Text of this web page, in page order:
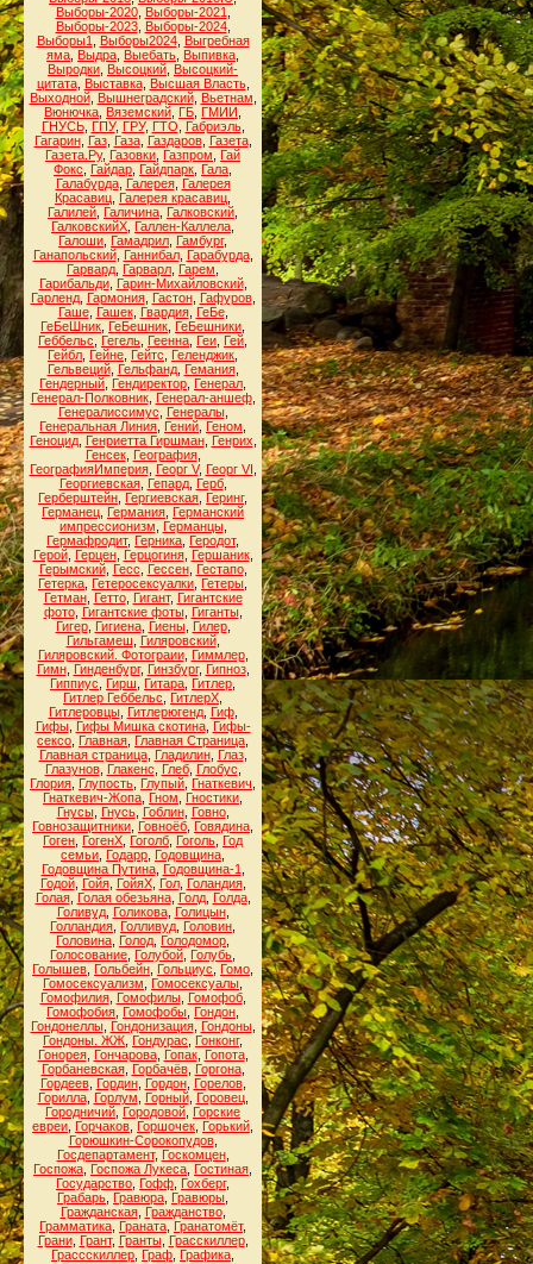
Выборы-2020, Выборы-2021
Выборы-2023, Выборы-2024,
Выборы1
Выборы2024, Выгребная
яма Выдра Выебать Выпивка
Выродки Высоцкий Высоцкий-
цитата, Выставка, Высшая Власть,
Выходной, Вышнеградский, Вьетнам
Вюнючка Вяземский ГБ ГМИИ
ГНУСЬ, ГПУ, ГРУ, ГТО Габриэль,
Гагарин, Газ, Газа, Газдаров, Газета,
Газета.Ру, Газовки Газпром
Гай
Фокс
Гайдар Гайдпарк Гала
Галабурда, Галерея, Галерея
Красавиц Галерея красавиц
Галилей Галичина Галковский
ГалковскийХ Галлен-Каллела
Галоши Гамадрил Гамбург,
Ганапольский, Ганнибал, Гарабурда,
Гарвард Гарварл Гарем
Гарибальди, Гарин-Михайловский,
Гарленд, Гармония, Гастон, Гафуров,
Гаше, Гашек, Гвардия, ГеБе,
ГеБеШник ГеБешник ГеБешники
Геббельс
Гегель Геенна Геи Гей
Гейбл Гейне Гейтс Геленджик
Гельвеций, Гельфанд, Гемания,
Гендерный Гендиректор Генерал
Генерал-Полковник, Генерал-аншеф,
Генералиссимус
Генералы,
Генеральная Линия Гений Геном
Геноцид, Генриетта Гиршман, Генрих
Генсек, География,
ГеографияИмперия, Георг V, Георг VI
Георгиевская, Гепард, Герб,
Герберштейн Гергиевская Геринг,
Германец Германия Германский
импрессионизм
Германцы,
Гермафродит, Герника Геродот,
Герой, Герцен, Герцогиня, Гершаник,
Герымский, Гесс Гессен, Гестапо,
Гетерка Гетеросексуалки Гетеры
Гетман, Гетто, Гигант, Гигантские
фото, Гигантские фоты, Гиганты,
Гигер, Гигиена, Гиены, Гилер,
Гильгамеш
Гиляровский,
Гиляровский. Фотограии, Гиммлер,
Гимн, Гинденбург, Гинзбург, Гипноз,
Гиппиус
Гирш Гитара Гитлер
Гитлер Геббельс
ГитлерХ
Гитлеровцы, Гитлерюгенд, Гиф,
Гифы, Гифы Мишка скотина, Гифы-
сексо Главная Главная Страница
Главная страница, Гладилин, Глаз,
Глазунов, Глакенс Глеб, Глобус
Глория Глупость Глупый Гнаткевич
Гнаткевич-Жопа Гном Гностики
Гнусы, Гнусь, Гоблин, Говно,
Говнозащитники Говноёб Говядина
Гоген ГогенХ Гоголб Гоголь Год
семьи Годарр Годовщина
Годовщина Путина, Годовщина-1
Годой, Гойя, ГойяХ, Гол, Голандия,
Голая, Голая обезьяна, Голд, Голда,
Голивуд, Голикова, Голицын,
Голландия Голливуд Головин
Головина Голод Голодомор
Голосование Голубой Голубь
Голышев Гольбейн Гольциус Гомо
Гомосексуализм
Гомосексуалы
Гомофилия, Гомофилы, Гомофоб,
Гомофобия Гомофобы Гондон
Гондонеллы, Гондонизация, Гондоны,
Гондоны. ЖЖ Гондурас Гонконг,
Гонорея, Гончарова, Гопак, Гопота,
Горбаневская, Горбачёв, Горгона,
Гордеев, Гордин, Гордон, Горелов,
Горилла, Горлум Горный, Горовец,
Городничий Городовой Горские
евреи Горчаков Горшочек Горький
Горюшкин-Сорокопудов,
Госдепартамент, Госкомцен,
Госпожа Госпожа Лукеса Гостиная
Государство Гофф Гохберг,
Грабарь Гравюра Гравюры
Гражданская, Гражданство,
Грамматика Граната Гранатомёт,
Грани, Грант, Гранты, Грасскиллер,
Грассскиллер Граф Графика